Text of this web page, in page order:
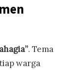
. Tema
warga